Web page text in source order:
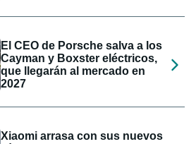
El CEO de Porsche salva a los
Cayman y Boxster eléctricos,
que llegarán al mercado en
2027
Xiaomi arrasa con sus nuevos